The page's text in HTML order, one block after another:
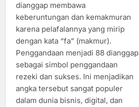
dianggap membawa
keberuntungan dan kemakmuran
karena pelafalannya yang mirip
dengan kata “fa” (makmur).
Penggandaan menjadi 88 dianggap
sebagai simbol penggandaan
rezeki dan sukses. Ini menjadikan
angka tersebut sangat populer
dalam dunia bisnis, digital, dan